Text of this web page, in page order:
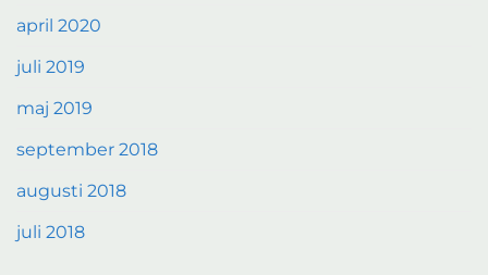
april 2020
juli 2019
maj 2019
september 2018
augusti 2018
juli 2018